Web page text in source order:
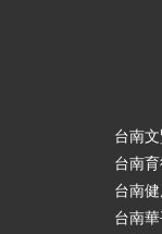
台南
台南
台南
台南